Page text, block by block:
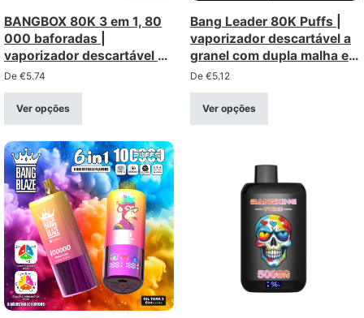
BANGBOX 80K 3 em 1, 80
000 baforadas |
vaporizador descartável a
granel com três opções
De €5.74
Ver opções
Bang Leader 80K Puffs |
vaporizador descartável a
granel com dupla malha e
três opções
De €5.12
Ver opções